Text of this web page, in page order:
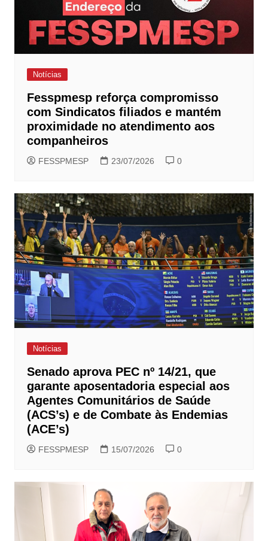
Notícias
Fesspmesp reforça compromisso
com Sindicatos filiados e mantém
proximidade no atendimento aos
companheiros
FESSPMESP 23/07/2026 0
Notícias
Senado aprova PEC nº 14/21, que
garante aposentadoria especial aos
Agentes Comunitários de Saúde
(ACS’s) e de Combate às Endemias
(ACE’s)
FESSPMESP 15/07/2026 0